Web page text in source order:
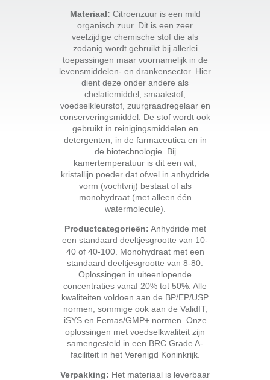
Materiaal: Citroenzuur is een mild
organisch zuur. Dit is een zeer
veelzijdige chemische stof die als
zodanig wordt gebruikt bij allerlei
toepassingen maar voornamelijk in de
levensmiddelen- en drankensector. Hier
dient deze onder andere als
chelatiemiddel, smaakstof,
voedselkleurstof, zuurgraadregelaar en
conserveringsmiddel. De stof wordt ook
gebruikt in reinigingsmiddelen en
detergenten, in de farmaceutica en in
de biotechnologie. Bij
kamertemperatuur is dit een wit,
kristallijn poeder dat ofwel in anhydride
vorm (vochtvrij) bestaat of als
monohydraat (met alleen één
watermolecule).
Productcategorieën: Anhydride met
een standaard deeltjesgrootte van 10-
40 of 40-100. Monohydraat met een
standaard deeltjesgrootte van 8-80.
Oplossingen in uiteenlopende
concentraties vanaf 20% tot 50%. Alle
kwaliteiten voldoen aan de BP/EP/USP
normen, sommige ook aan de ValidIT,
iSYS en Femas/GMP+ normen. Onze
oplossingen met voedselkwaliteit zijn
samengesteld in een BRC Grade A-
faciliteit in het Verenigd Koninkrijk.
Verpakking: Het materiaal is leverbaar